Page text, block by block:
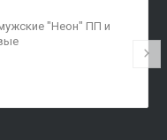
"Неон" ПП и